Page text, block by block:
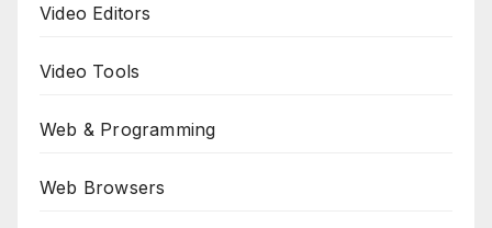
Video Editors
Video Tools
Web & Programming
Web Browsers